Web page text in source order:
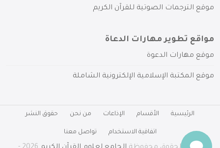
موقع الترجمات الصوتية للقرآن الكريم
مواقع تطوير مهارات الدعاة
موقع مهارات الدعوة
موقع المكتبة الإسلامية الإلكترونية الشاملة
الرئيسية الأقسام الإذاعات من نحن حقوق النشر
اتفاقية الاستخدام تواصل معنا